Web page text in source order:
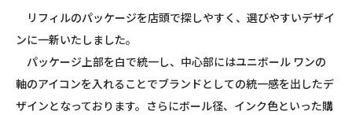
リフィルのパッケージを店頭で探しやすく、選びやすいデザイ
ンに一新いたしました。
パッケージ上部を白で統一し、中心部にはユニボール ワンの
軸のアイコンを入れることでブランドとしての統一感を出したデ
ザインとなっております。さらにボール径、インク色といった購